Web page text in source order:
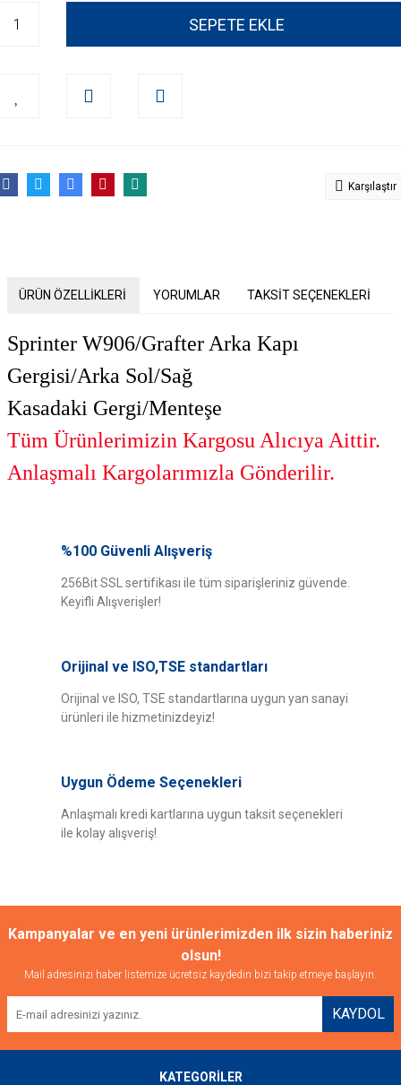
SEPETE EKLE
Karşılaştır
ÜRÜN ÖZELLİKLERİ YORUMLAR TAKSİT SEÇENEKLERİ
Sprinter W906/Grafter Arka Kapı
Gergisi/Arka Sol/Sağ
Kasadaki Gergi/Menteşe
Tüm Ürünlerimizin Kargosu Alıcıya Aittir.
Anlaşmalı Kargolarımızla Gönderilir.
Bu ürüne ilk yorumu siz yapın!
yetersiz gördüğünüz noktaları öneri formunu kullanarak tarafımıza
iletebilirsiniz.
Görüş ve önerileriniz için teşekkür ederiz.
Ürün bilgilerinde hatalar bulunuyor.
Ürün fiyatı diğer sitelerden daha pahalı.
Bu ürüne benzer farklı alternatifler olmalı.
%100 Güvenli Alışveriş
256Bit SSL sertifikası ile tüm siparişleriniz güvende.
Keyifli Alışverişler!
Orijinal ve ISO,TSE standartları
Orijinal ve ISO, TSE standartlarına uygun yan sanayi
ürünleri ile hizmetinizdeyiz!
Uygun Ödeme Seçenekleri
Anlaşmalı kredi kartlarına uygun taksit seçenekleri
ile kolay alışveriş!
Kampanyalar ve en yeni ürünlerimizden ilk sizin haberiniz
olsun!
Mail adresinizi haber listemize ücretsiz kaydedin bizi takip etmeye başlayın.
KAYDOL
KATEGORİLER